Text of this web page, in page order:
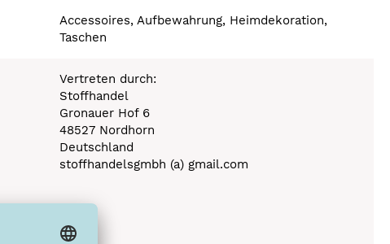
Accessoires, Aufbewahrung, Heimdekoration,
Taschen
Vertreten durch:
Stoffhandel
Gronauer Hof 6
48527 Nordhorn
Deutschland
stoffhandelsgmbh (a) gmail.com